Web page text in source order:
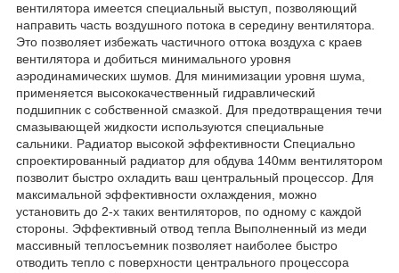
вентилятора имеется специальный выступ, позволяющий
направить часть воздушного потока в середину вентилятора.
Это позволяет избежать частичного оттока воздуха с краев
вентилятора и добиться минимального уровня
аэродинамических шумов. Для минимизации уровня шума,
применяется высококачественный гидравлический
подшипник с собственной смазкой. Для предотвращения течи
смазывающей жидкости используются специальные
сальники. Радиатор высокой эффективности Специально
спроектированный радиатор для обдува 140мм вентилятором
позволит быстро охладить ваш центральный процессор. Для
максимальной эффективности охлаждения, можно
установить до 2-х таких вентиляторов, по одному с каждой
стороны. Эффективный отвод тепла Выполненный из меди
массивный теплосъемник позволяет наиболее быстро
отводить тепло с поверхности центрального процессора